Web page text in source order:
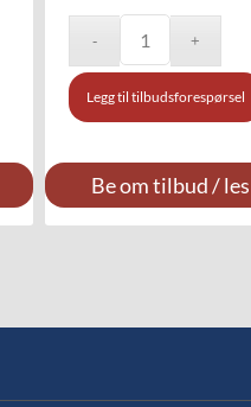
Legg til tilbudsforespørsel
Be om tilbud /